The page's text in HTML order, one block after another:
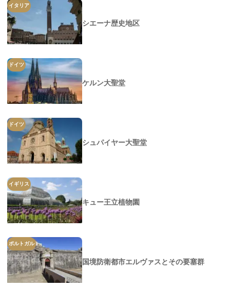
イタリア
シエーナ歴史地区
ドイツ
ケルン大聖堂
ドイツ
シュパイヤー大聖堂
イギリス
キュー王立植物園
ポルトガル
国境防衛都市エルヴァスとその要塞群